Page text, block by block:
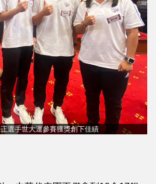
選手世大運參賽獲獎創下佳績